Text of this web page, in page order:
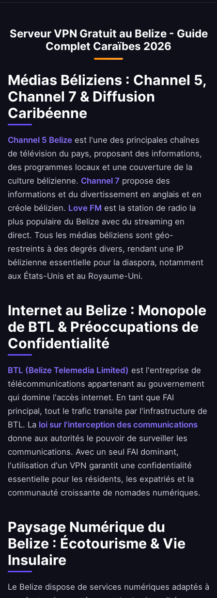
communauté d'expatriés et de retraités. Notre
bancaires béliziens (Belize Bank, Heritage
Bank), aux portails d'immigration et aux
médias locaux depuis n'importe où dans le
monde.
Serveur VPN Gratuit au Belize - Guide
Complet Caraïbes 2026
Médias Béliziens : Channel 5,
Channel 7 & Diffusion
Caribéenne
Channel 5 Belize est l'une des principales chaînes
de télévision du pays, proposant des informations,
des programmes locaux et une couverture de la
culture bélizienne. Channel 7 propose des
informations et du divertissement en anglais et en
créole bélizien. Love FM est la station de radio la
plus populaire du Belize avec du streaming en
direct. Tous les médias béliziens sont géo-
restreints à des degrés divers, rendant une IP
bélizienne essentielle pour la diaspora, notamment
aux États-Unis et au Royaume-Uni.
Internet au Belize : Monopole
de BTL & Préoccupations de
Confidentialité
BTL (Belize Telemedia Limited) est l'entreprise de
télécommunications appartenant au gouvernement
qui domine l'accès internet. En tant que FAI
principal, tout le trafic transite par l'infrastructure de
BTL. La loi sur l'interception des communications
donne aux autorités le pouvoir de surveiller les
communications. Avec un seul FAI dominant,
l'utilisation d'un VPN garantit une confidentialité
essentielle pour les résidents, les expatriés et la
communauté croissante de nomades numériques.
Paysage Numérique du
Belize : Écotourisme & Vie
Insulaire
Le Belize dispose de services numériques adaptés à